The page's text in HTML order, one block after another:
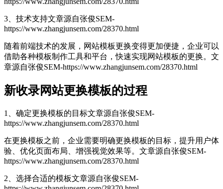
3、技术支持文章源自张俊SEM-
https://www.zhangjunsem.com/28370.html
随着前端技术的发展，网站模板更换变得更加便捷，企业可以
借助各种模板制作工具和平台，快速实现网站模板的更换。 文
章源自张俊SEM-https://www.zhangjunsem.com/28370.html
新收录网站更换模板的过程
1、确定更换模板的目标文章源自张俊SEM-
https://www.zhangjunsem.com/28370.html
在更换模板之前，企业需要明确更换模板的目标，提升用户体
验、优化页面布局、增强视觉效果等。 文章源自张俊SEM-
https://www.zhangjunsem.com/28370.html
2、选择合适的模板文章源自张俊SEM-